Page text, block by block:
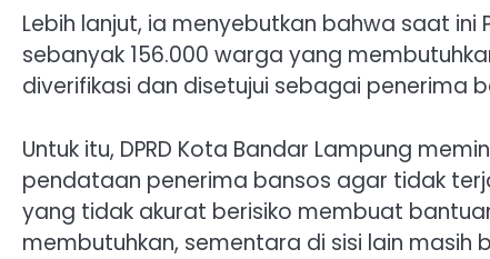
Lebih lanjut, ia menyebutkan bahwa saat
sebanyak 156.000 warga yang
diverifikasi dan disetujui sebagai penerima
Untuk itu, DPRD Kota Bandar Lampung
pendataan penerima bansos agar tidak
yang tidak akurat berisiko membuat
membutuhkan, sementara di sisi lain